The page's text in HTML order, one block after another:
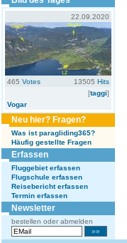
22.09.2020
465 Votes 13505 Hits
[taggi]
Vogar
Neu hier? Fragen?
Was ist paragliding365?
Häufig gestellte Fragen
Erfassen
Fluggebiet erfassen
Flugschule erfassen
Reisebericht erfassen
Termin erfassen
Newsletter
bestellen oder abmelden